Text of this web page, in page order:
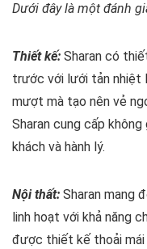
Dưới đây là một đánh
Thiết kế: Sharan có
trước với lưới tản nhiệt
mượt mà tạo nên vẻ
Sharan cung cấp không
khách và hành lý.
Nội thất: Sharan mang
linh hoạt với khả năng
được thiết kế thoải